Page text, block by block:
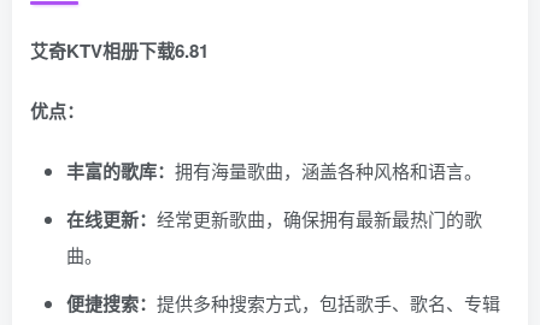
艾奇KTV相册下载6.81
优点：
丰富的歌库： 拥有海量歌曲，涵盖各种风格和语言。
在线更新： 经常更新歌曲，确保拥有最新最热门的歌
曲。
便捷搜索： 提供多种搜索方式，包括歌手、歌名、专辑